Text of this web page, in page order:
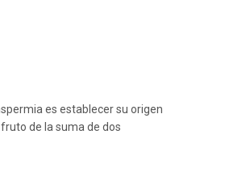
es establecer su origen
de la suma de dos